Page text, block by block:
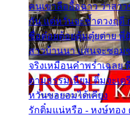
คนเขาลืออื้อฉาว ว่าสา
กัน แต่หวั่นจะช้ำดวงฤ
ชื่อต๋อยต้อยตุ้มตุ๋ยต่าย พี่
สาวบ้านนา แสนจะซอม
จริงเหมือนคำพร่ำเฉลย
ตามธรรมเนียม ติ๋มจะเ
หวั่นขอยอมได้เคียง
รักติ๋มแน่หรือ - หงษ์ทอง